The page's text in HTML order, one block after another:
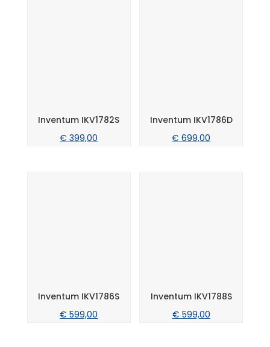
Inventum IKV1782S
€ 399,00
Inventum IKV1786D
€ 699,00
Inventum IKV1786S
€ 599,00
Inventum IKV1788S
€ 599,00